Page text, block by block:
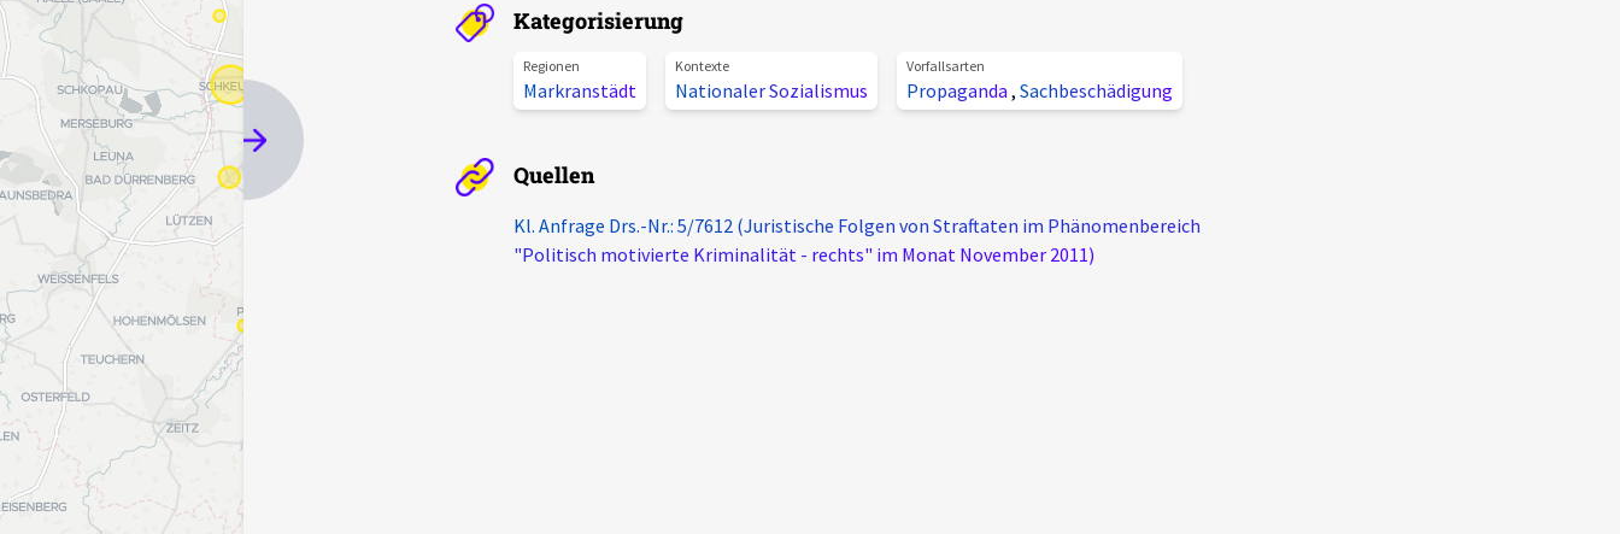
Kategorisierung
Regionen
Markranstädt
Kontexte
Nationaler Sozialismus
Vorfallsarten
Propaganda , Sachbeschädigung
Quellen
Kl. Anfrage Drs.-Nr.: 5/7612 (Juristische Folgen von Straftaten im Phänomenbereich
"Politisch motivierte Kriminalität - rechts" im Monat November 2011)